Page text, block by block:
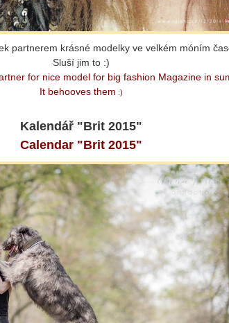
partnerem krásné modelky ve velkém móním
Sluší jim to :)
for nice model for big fashion Magazine in
It behooves them :)
Kalendář "Brit 2015"
Calendar "Brit 2015"